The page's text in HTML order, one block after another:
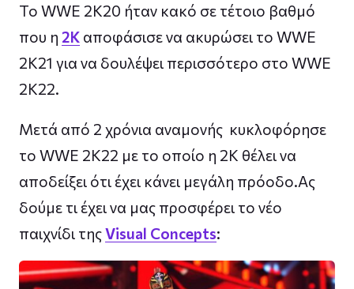
Το WWE 2K20 ήταν κακό σε τέτοιο βαθμό
που η 2K αποφάσισε να ακυρώσει το WWE
2K21 για να δουλέψει περισσότερο στο WWE
2K22.
Μετά από 2 χρόνια αναμονής κυκλοφόρησε
το WWE 2K22 με το οποίο η 2K θέλει να
αποδείξει ότι έχει κάνει μεγάλη πρόοδο.Ας
δούμε τι έχει να μας προσφέρει το νέο
παιχνίδι τηςVisual Concepts: